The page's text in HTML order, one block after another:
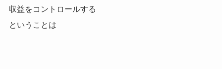
収益をコントロールする
ということは